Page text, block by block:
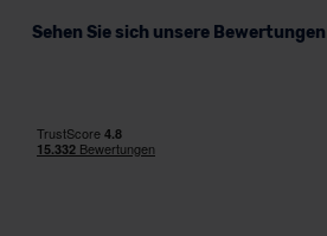
Sehen Sie sich unsere Bewertungen